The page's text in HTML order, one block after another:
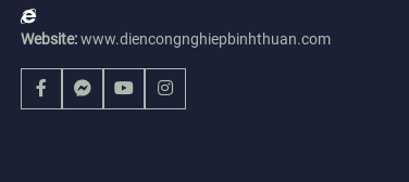
Website: www.diencongnghiepbinhthuan.com